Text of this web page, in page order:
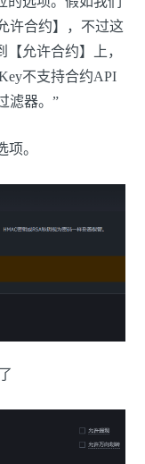
许合约】，不过这
允许合约】上，
不支持合约API
滤器。”
。